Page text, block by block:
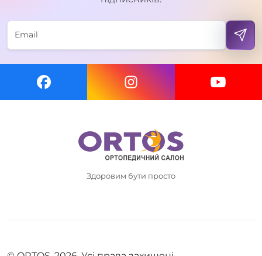
Здоровим бути просто